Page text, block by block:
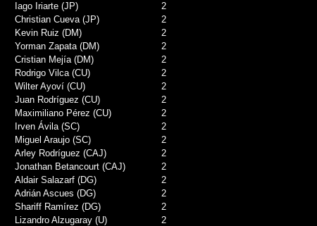
Iago Iriarte (JP)
2
Christian Cueva (JP)
2
Kevin Ruiz (DM)
2
Yorman Zapata (DM)
2
Cristian Mejía (DM)
2
Rodrigo Vilca (CU)
2
Wilter Ayoví (CU)
2
Juan Rodríguez (CU)
2
Maximiliano Pérez (CU)
2
Irven Ávila (SC)
2
Miguel Araujo (SC)
2
Arley Rodríguez (CAJ)
2
Jonathan Betancourt (CAJ)
2
Aldair Salazarf (DG)
2
Adrián Ascues (DG)
2
Shariff Ramírez (DG)
2
Lizandro Alzugaray (U)
2